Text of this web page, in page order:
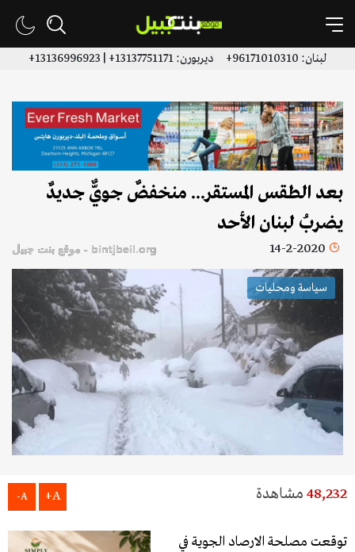
لبنان: 96171010310+ ديربورن: 13137751171+ | 13136996923+
بعد الطقس المستقر... منخفضٌ جويٌّ جديدٌ
يضربُ لبنان الأحد
14-2-2020 bintjbeil.org - موقع بنت جبيل
سياسة ومحليات
48,232 مشاهدة A+
A-
توقعت مصلحة الارصاد الجوية في